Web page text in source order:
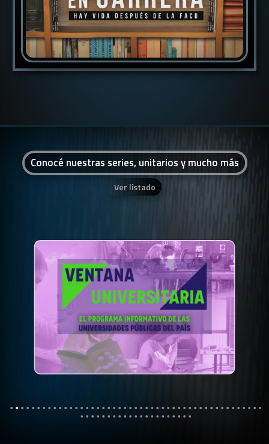
Conocé nuestras series, unitarios y mucho más
Ver listado